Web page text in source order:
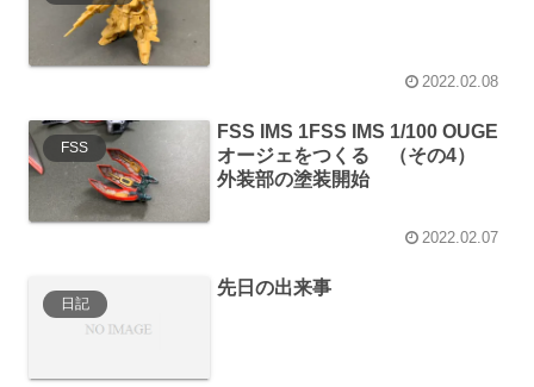
2022.02.08
FSS
FSS IMS 1FSS IMS 1/100 OUGE
オージェをつくる （その4）
外装部の塗装開始
2022.02.07
日記
先日の出来事